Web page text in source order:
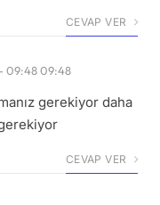
CEVAP VER
09:48 09:48
gerekiyor daha
CEVAP VER